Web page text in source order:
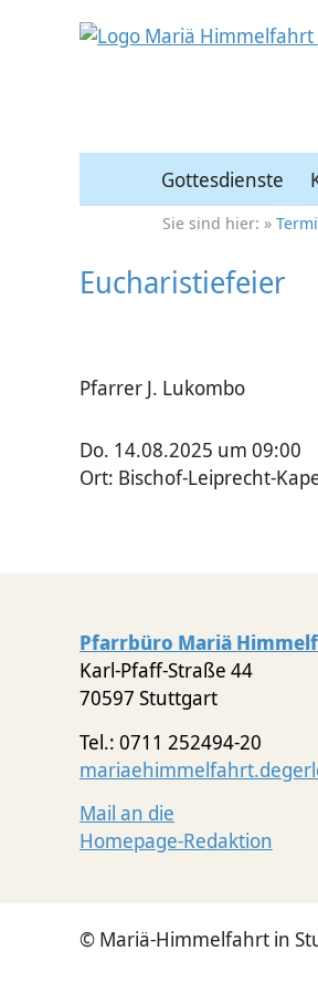
Gottesdienste
Eucharistiefeier
Pfarrer J. Lukombo
Do. 14.08.2025 um 09:00
Ort: Bischof-Leiprecht-
Pfarrbüro Mariä
Karl-Pfaff-Straße 44
70597 Stuttgart
Tel.: 0711 252494-20
Mail an die
Homepage-Redaktion
© Mariä-Himmelfahrt in